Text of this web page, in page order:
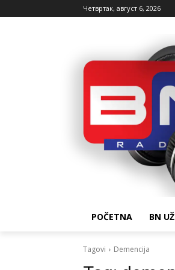
Четвртак, август 6, 2026
POČETNA BN
Tagovi Demencija